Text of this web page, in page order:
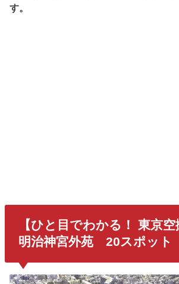
す。
【ひと目でわかる！ 東京
明治神宮外苑 20スポット